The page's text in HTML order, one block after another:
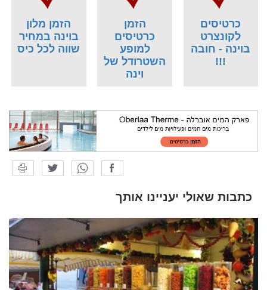
כרטיסים
לקונצרט
בוינה - חובה
!!!
הזמן
כרטיסים
למופע
השטרודל של
וינה
הזמן מלון
בוינה במחיר
שווה לכל כיס
כתבות שאולי יעניינו אותך